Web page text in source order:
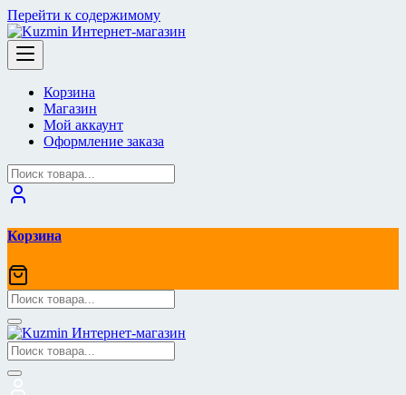
Перейти к содержимому
Корзина
Магазин
Мой аккаунт
Оформление заказа
Корзина